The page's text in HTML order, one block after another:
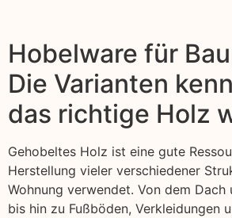
Hobelware für
Die Varianten
das richtige Holz
Gehobeltes Holz ist eine gute
Herstellung vieler verschiedener
Wohnung verwendet. Von dem Dach
bis hin zu Fußböden, Verkleidungen